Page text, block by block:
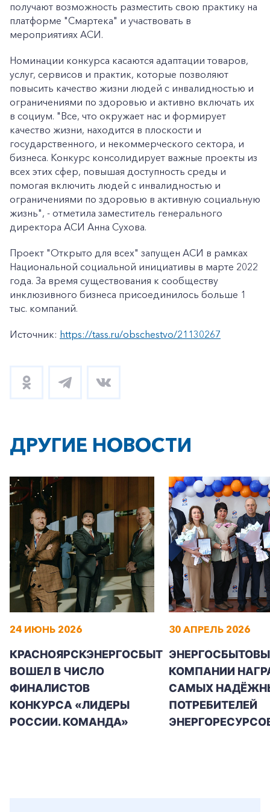
получают возможность разместить свою практику на
платформе "Смартека" и участвовать в
мероприятиях АСИ.
Номинации конкурса касаются адаптации товаров,
услуг, сервисов и практик, которые позволяют
повысить качество жизни людей с инвалидностью и
ограничениями по здоровью и активно включать их
в социум. "Все, что окружает нас и формирует
качество жизни, находится в плоскости и
государственного, и некоммерческого сектора, и
бизнеса. Конкурс консолидирует важные проекты из
всех этих сфер, повышая доступность среды и
помогая включить людей с инвалидностью и
ограничениями по здоровью в активную социальную
жизнь", - отметила заместитель генерального
директора АСИ Анна Сухова.
Проект "Открыто для всех" запущен АСИ в рамках
Национальной социальной инициативы в марте 2022
года. За время существования к сообществу
инклюзивного бизнеса присоединилось больше 1
тыс. компаний.
Источник: https://tass.ru/obschestvo/21130267
ДРУГИЕ НОВОСТИ
24 ИЮНЬ 2026
КРАСНОЯРСКЭНЕРГОСБЫТ
ВОШЕЛ В ЧИСЛО
ФИНАЛИСТОВ
КОНКУРСА «ЛИДЕРЫ
РОССИИ. КОМАНДА»
30 АПРЕЛЬ 2026
КОМПАНИИ
САМЫХ
ПОТРЕБИТЕЛЕЙ